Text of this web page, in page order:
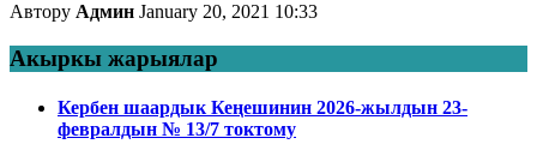
Автору Админ January 20, 2021 10:33
Акыркы жарыялар
Кербен шаардык Кеңешинин 2026-жылдын 23-
февралдын № 13/7 токтому